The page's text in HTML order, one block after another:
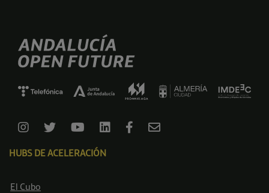
HUBS DE ACELERACIÓN
El Cubo